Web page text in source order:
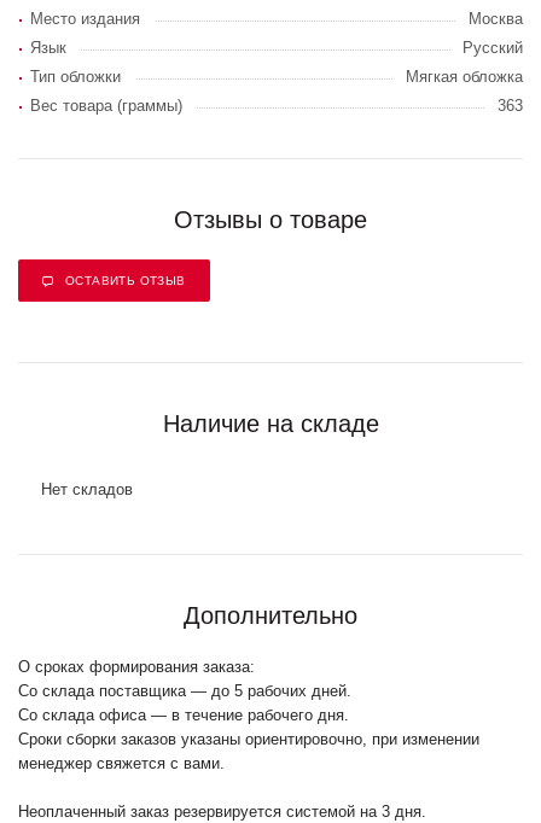
Место издания
Москва
Язык
Русский
Тип обложки
Мягкая обложка
Вес товара (граммы)
363
Отзывы о товаре
ОСТАВИТЬ ОТЗЫВ
Наличие на складе
Нет складов
Дополнительно
О сроках формирования заказа:
Со склада поставщика — до 5 рабочих дней.
Со склада офиса — в течение рабочего дня.
Сроки сборки заказов указаны ориентировочно, при изменении
менеджер свяжется с вами.
Неоплаченный заказ резервируется системой на 3 дня.